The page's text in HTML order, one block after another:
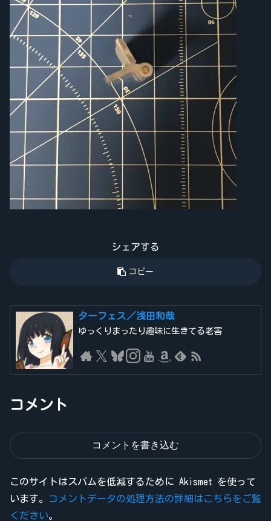
シェアする
コピー
ターフェス／浅田和哉
ゆっくりまったり趣味に生きてる老害
コメント
コメントを書き込む
このサイトはスパムを低減するために Akismet を使って
います。
コメントデータの処理方法の詳細はこちらをご覧
ください。